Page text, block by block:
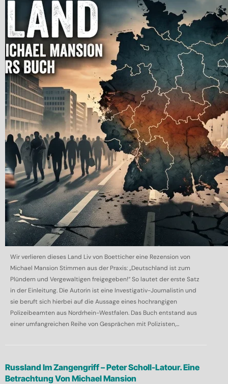
Wir verlieren dieses Land Liv von Boetticher eine Rezension von
Michael Mansion Stimmen aus der Praxis: „Deutschland ist zum
Plündern und Vergewaltigen freigegeben!“ So lautet der erste Satz
in der Einleitung. Die Autorin ist eine Investigativ-Journalistin und
sie beruft sich hierbei auf die Aussage eines hochrangigen
Polizeibeamten aus Nordrhein-Westfalen. Das Buch entstand aus
einer umfangreichen Reihe von Gesprächen mit Polizisten,...
Russland Im Zangengriff – Peter Scholl-Latour. Eine
Betrachtung Von Michael Mansion